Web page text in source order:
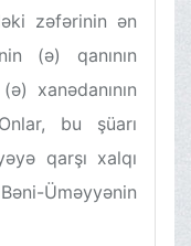
zəfərinin ən
(ə) qanının
xanədanının
bu şüarı
qarşı xalqı
Üməyyənin